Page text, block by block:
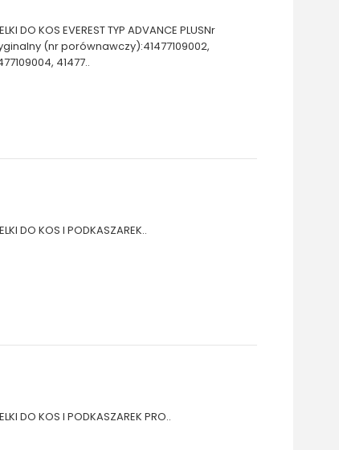
DO KOS EVEREST TYP ADVANCE PLUSNr
(nr porównawczy):41477109002,